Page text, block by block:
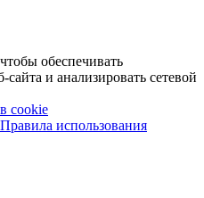
обеспечивать
и анализировать сетевой
cookie
Правила использования